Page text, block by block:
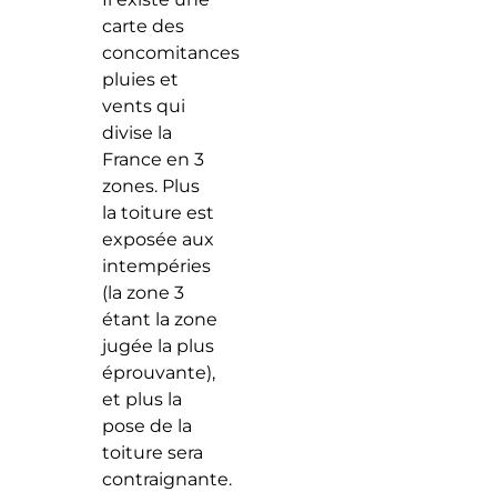
carte des
concomitances
pluies et
vents qui
divise la
France en 3
zones. Plus
la toiture est
exposée aux
intempéries
(la zone 3
étant la zone
jugée la plus
éprouvante),
et plus la
pose de la
toiture sera
contraignante.